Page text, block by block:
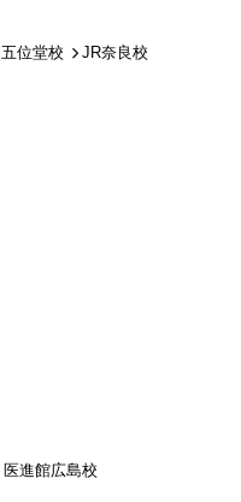
五位堂校
JR奈良校
医進館広島校